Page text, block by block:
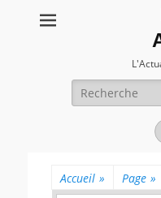
Recherche
pour:
Accueil » Page »